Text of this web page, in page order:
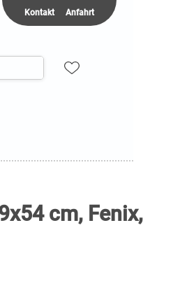
Kontakt Anfahrt
cm, Fenix,